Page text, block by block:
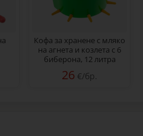
Кофа за хранене с мляко
на агнета и козлета с 6
биберона, 12 литра
26 €/бр.